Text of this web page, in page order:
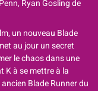
Ryan Goslingde
un nouveau Blade
au jour un secret
le chaos dans une
K à se mettre à la
Blade Runner du